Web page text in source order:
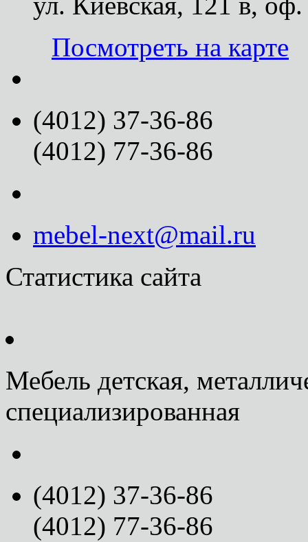
Посмотреть на карте
(4012) 37-36-86
(4012) 77-36-86
mebel-next@mail.ru
Статистика сайта
Мебель детская,
специализированная
(4012) 37-36-86
(4012) 77-36-86